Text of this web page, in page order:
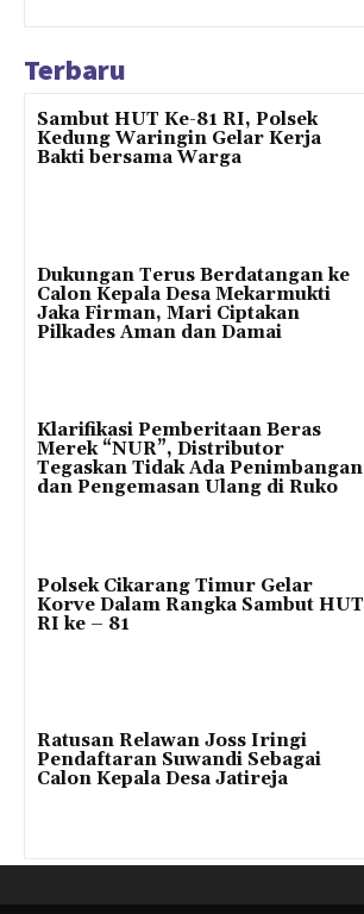
Terbaru
Sambut HUT Ke-81 RI, Polsek
Kedung Waringin Gelar Kerja
Bakti bersama Warga
Dukungan Terus Berdatangan ke
Calon Kepala Desa Mekarmukti
Jaka Firman, Mari Ciptakan
Pilkades Aman dan Damai
Klarifikasi Pemberitaan Beras
Merek “NUR”, Distributor
Tegaskan Tidak Ada Penimbangan
dan Pengemasan Ulang di Ruko
Polsek Cikarang Timur Gelar
Korve Dalam Rangka Sambut HUT
RI ke – 81
Ratusan Relawan Joss Iringi
Pendaftaran Suwandi Sebagai
Calon Kepala Desa Jatireja